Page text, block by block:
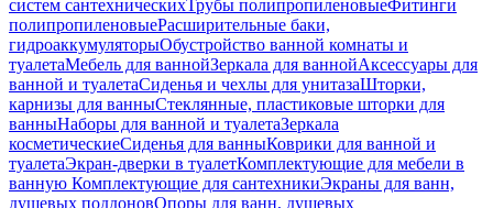
систем сантехническихТрубы полипропиленовыеФитинги
полипропиленовыеРасширительные баки,
гидроаккумуляторыОбустройство ванной комнаты и
туалетаМебель для ваннойЗеркала для ваннойАксессуары для
ванной и туалетаСиденья и чехлы для унитазаШторки,
карнизы для ванныСтеклянные, пластиковые шторки для
ванныНаборы для ванной и туалетаЗеркала
косметическиеСиденья для ванныКоврики для ванной и
туалетаЭкран-дверки в туалетКомплектующие для мебели в
ванную Комплектующие для сантехникиЭкраны для ванн,
душевых поддоновОпоры для ванн, душевых